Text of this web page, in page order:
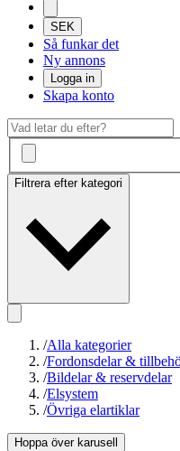
SEK
Så funkar det
Ny annons
Logga in
Skapa konto
Filtrera efter kategori
/Alla kategorier
/Fordonsdelar &
/Bildelar & reservdelar
/Elsystem
/Övriga elartiklar
Hoppa över karusell